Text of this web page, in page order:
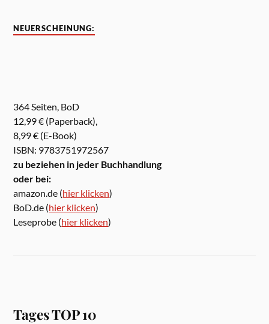
NEUERSCHEINUNG:
364 Seiten, BoD
12,99 € (Paperback),
8,99 € (E-Book)
ISBN: 9783751972567
zu beziehen in jeder Buchhandlung
oder bei:
amazon.de (hier klicken)
BoD.de (hier klicken)
Leseprobe (hier klicken)
Tages TOP 10